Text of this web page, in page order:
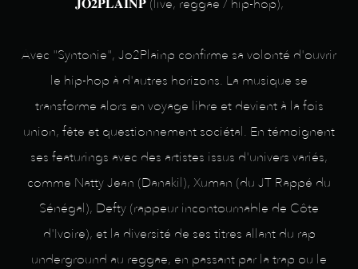
𝐉𝐎𝟐𝐏𝐋𝐀𝐈𝐍𝐏 (live, reggae / hip-hop),
Avec "Syntonie", Jo2Plainp confirme sa volonté d'ouvrir
le hip-hop à d'autres horizons. La musique se
transforme alors en voyage libre et devient à la fois
union, fête et questionnement sociétal. En témoignent
ses featurings avec des artistes issus d'univers variés,
comme Natty Jean (Danakil), Xuman (du JT Rappé du
Sénégal), Defty (rappeur incontournable de Côte
d'Ivoire), et la diversité de ses titres allant du rap
underground au reggae, en passant par la trap ou le